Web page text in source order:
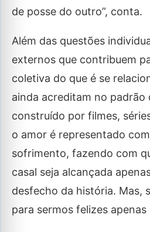
de posse do outro”, conta.
Além das questões
externos que contribuem
coletiva do que é se
ainda acreditam no padrão
construído por filmes,
o amor é representado
sofrimento, fazendo com
casal seja alcançada
desfecho da história. Mas,
para sermos felizes apenas